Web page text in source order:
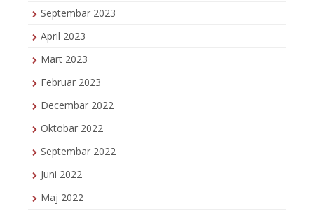
Septembar 2023
April 2023
Mart 2023
Februar 2023
Decembar 2022
Oktobar 2022
Septembar 2022
Juni 2022
Maj 2022